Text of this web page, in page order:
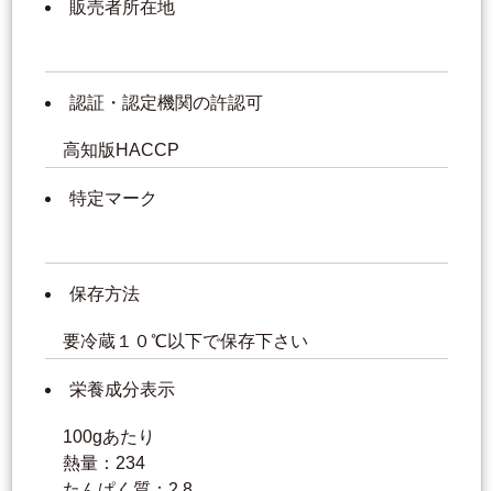
販売者所在地
認証・認定機関の許認可
高知版HACCP
特定マーク
保存方法
要冷蔵１０℃以下で保存下さい
栄養成分表示
100gあたり
熱量：234